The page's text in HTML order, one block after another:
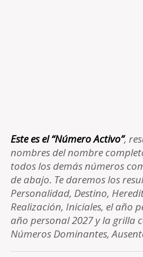
Este es el “Número Activo”,
nombres del nombre
todos los demás números
de abajo. Te daremos los
Personalidad, Destino,
Realización, Iniciales, el año
año personal 2027 y la grilla
Números Dominantes,